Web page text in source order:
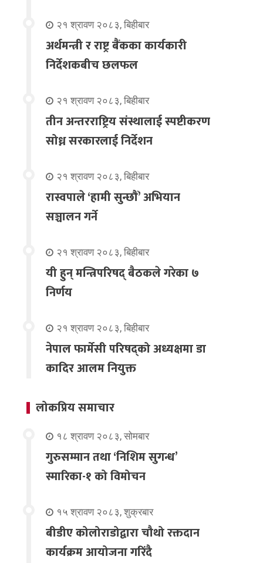
२१ श्रावण २०८३, बिहीबार
अर्थमन्त्री र राष्ट्र बैंकका कार्यकारी
निर्देशकबीच छलफल
२१ श्रावण २०८३, बिहीबार
तीन अन्तरराष्ट्रिय संस्थालाई स्पष्टीकरण
सोध्न सरकारलाई निर्देशन
२१ श्रावण २०८३, बिहीबार
रास्वपाले ‘हामी सुन्छौँ’ अभियान
सञ्चालन गर्ने
२१ श्रावण २०८३, बिहीबार
यी हुन् मन्त्रिपरिषद् बैठकले गरेका ७
निर्णय
२१ श्रावण २०८३, बिहीबार
नेपाल फार्मेसी परिषद्को अध्यक्षमा डा
कादिर आलम नियुक्त
लोकप्रिय समाचार
१८ श्रावण २०८३, सोमबार
गुरुसम्मान तथा ‘निशिम सुगन्ध’
स्मारिका-१ को विमोचन
१५ श्रावण २०८३, शुक्रबार
बीडीए कोलोराडोद्वारा चौथो रक्तदान
कार्यक्रम आयोजना गरिंदै